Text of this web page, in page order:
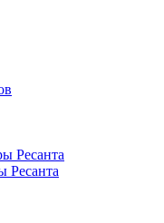
Ресанта
Ресанта